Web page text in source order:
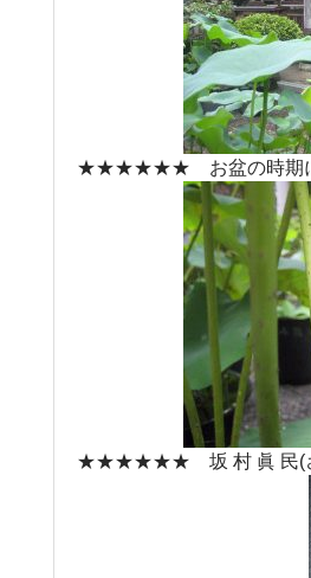
★★★★★★ お盆の時期に
★★★★★★ 坂 村 眞 民(さ